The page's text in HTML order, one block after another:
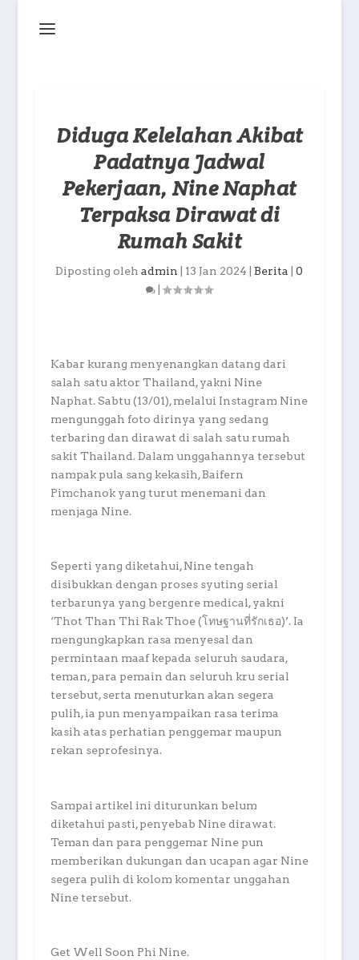
Diduga Kelelahan Akibat
Padatnya Jadwal
Pekerjaan, Nine Naphat
Terpaksa Dirawat di
Rumah Sakit
Diposting olehadmin 13 Jan 2024 |Berita |0
|
Kabar kurang menyenangkan datang dari
salah satu aktor Thailand, yakni Nine
Naphat. Sabtu (13/01), melalui Instagram Nine
mengunggah foto dirinya yang sedang
terbaring dan dirawat di salah satu rumah
sakit Thailand. Dalam unggahannya tersebut
nampak pula sang kekasih, Baifern
Pimchanok yang turut menemani dan
menjaga Nine.
Seperti yang diketahui, Nine tengah
disibukkan dengan proses syuting serial
terbarunya yang bergenre medical, yakni
‘Thot Than Thi Rak Thoe (โทษฐานที่รักเธอ)’. Ia
mengungkapkan rasa menyesal dan
permintaan maaf kepada seluruh saudara,
teman, para pemain dan seluruh kru serial
tersebut, serta menuturkan akan segera
pulih, ia pun menyampaikan rasa terima
kasih atas perhatian penggemar maupun
rekan seprofesinya.
Sampai artikel ini diturunkan belum
diketahui pasti, penyebab Nine dirawat.
Teman dan para penggemar Nine pun
memberikan dukungan dan ucapan agar Nine
segera pulih di kolom komentar unggahan
Nine tersebut.
Get Well Soon Phi Nine.